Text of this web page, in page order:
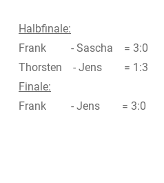
Halbfinale:
Frank - Sascha = 3:0
Thorsten - Jens = 1:3
Finale:
Frank - Jens = 3:0